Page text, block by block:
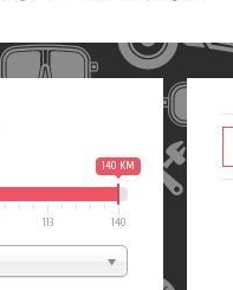
140 KM
113 140